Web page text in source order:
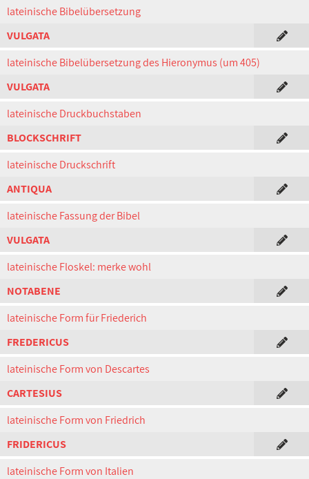
lateinische Bibelübersetzung
VULGATA
lateinische Bibelübersetzung des Hieronymus (um 405)
VULGATA
lateinische Druckbuchstaben
BLOCKSCHRIFT
lateinische Druckschrift
ANTIQUA
lateinische Fassung der Bibel
VULGATA
lateinische Floskel: merke wohl
NOTABENE
lateinische Form für Friederich
FREDERICUS
lateinische Form von Descartes
CARTESIUS
lateinische Form von Friedrich
FRIDERICUS
lateinische Form von Italien